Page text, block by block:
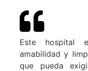
Este hospital
amabilidad y
que pueda